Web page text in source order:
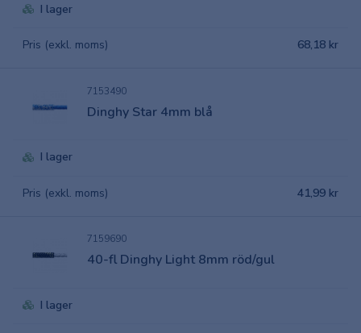
I lager
Pris (exkl. moms) 68,18 kr
7153490
Dinghy Star 4mm blå
I lager
Pris (exkl. moms) 41,99 kr
7159690
40-fl Dinghy Light 8mm röd/gul
I lager